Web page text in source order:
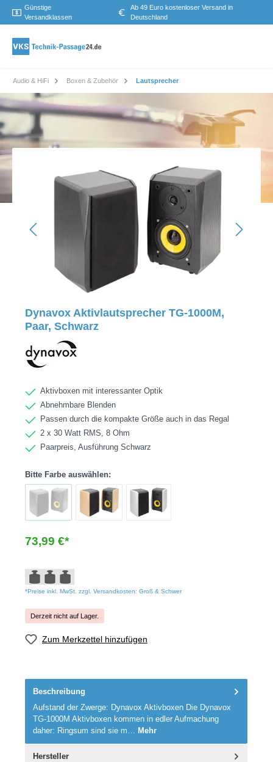
Günstige
Versandklassen
Ab 49 Euro kostenloser Versand in
Deutschland
Audio & HiFi Boxen & Zubehör Lautsprecher
Dynavox Aktivlautsprecher TG-1000M,
Paar, Schwarz
Aktivboxen mit interessanter Optik
Abnehmbare Blenden
Passen durch die kompakte Größe auch in das Regal
2 x 30 Watt RMS, 8 Ohm
Paarpreis, Ausführung Schwarz
Bitte Farbe auswählen:
73,99 €*
*Preise inkl. MwSt. zzgl. Versandkosten: Groß & Schwer
Derzeit nicht auf Lager.
Zum Merkzettel hinzufügen
Beschreibung
Aufstand der Zwerge: Dynavox Aktivboxen Die Dynavox
TG-1000M Aktivboxen kommen in edler Aufmachung
daher: Ringsum sind sie m… Mehr
Hersteller